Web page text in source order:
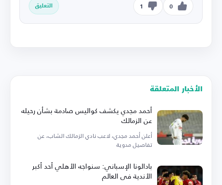
0
1 التعليق
الأخبار المتعلقة
أحمد مجدي يكشف كواليس صادمة بشأن رحيله
عن الزمالك
أعلن أحمد مجدي، لاعب نادي الزمالك الشاب، عن
تفاصيل مدوية
بادالونا الإسباني: سنواجه الأهلي أحد أكبر
الأندية في العالم